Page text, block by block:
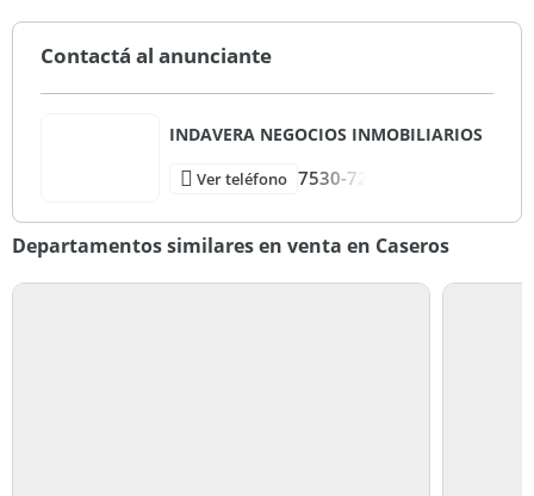
Contactá al anunciante
INDAVERA NEGOCIOS INMOBILIARIOS
Ver teléfono 7530-72
Departamentos similares en venta en Caseros